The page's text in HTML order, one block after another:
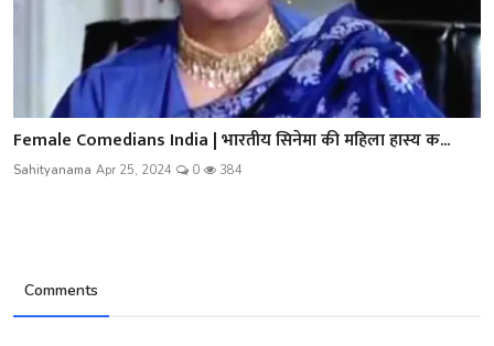
Female Comedians India | भारतीय सिनेमा की महिला हास्य क...
Sahityanama Apr 25, 2024 0 384
Comments